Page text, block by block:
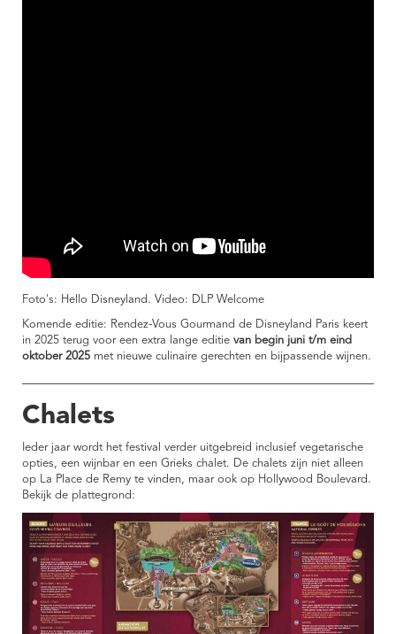
Foto's: Hello Disneyland. Video: DLP Welcome
Komende editie: Rendez-Vous Gourmand de Disneyland Paris keert
in 2025 terug voor een extra lange editie van begin juni t/m eind
oktober 2025 met nieuwe culinaire gerechten en bijpassende wijnen.
Chalets
Ieder jaar wordt het festival verder uitgebreid inclusief vegetarische
opties, een wijnbar en een Grieks chalet. De chalets zijn niet alleen
op La Place de Remy te vinden, maar ook op Hollywood Boulevard.
Bekijk de plattegrond: